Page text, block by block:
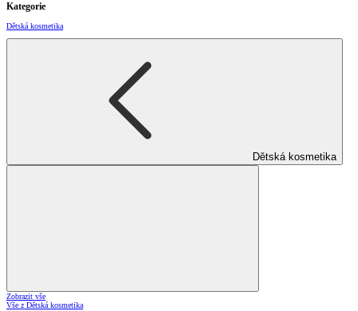
Kategorie
Dětská kosmetika
Dětská kosmetika
Zobrazit vše
Vše z Dětská kosmetika